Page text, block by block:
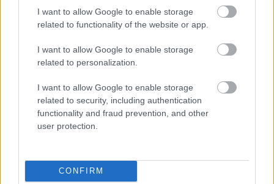
I want to allow Google to enable storage
related to functionality of the website or app.
I want to allow Google to enable storage
related to personalization.
I want to allow Google to enable storage
related to security, including authentication
functionality and fraud prevention, and other
user protection.
CONFIRM
sorozat rendezője és a Cinemira 2020-as
fődíjasa.